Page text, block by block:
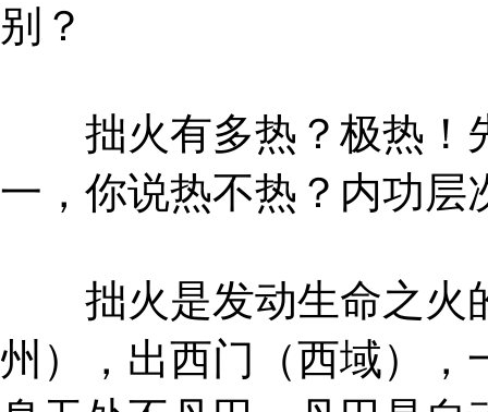
别？
拙火有多热？极热！
一，你说热不热？内功层
拙火是发动生命之火
州），出西门（西域），